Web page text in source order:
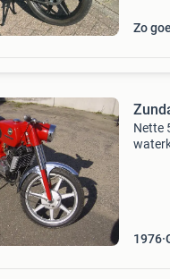
Zo
Nette
1976